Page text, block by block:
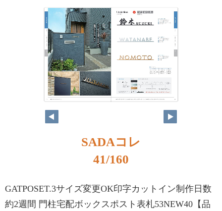
SADAコレ
41/160
GATPOSET.3サイズ変更OK印字カットイン制作日数
約2週間 門柱宅配ボックスポスト表札53NEW40【品